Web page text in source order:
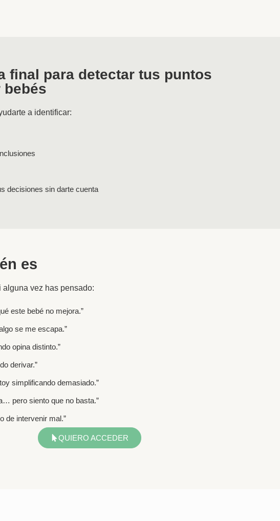
final para detectar tus puntos
a identificar:
decisiones sin darte cuenta
es
alguna vez has pensado:
este bebé no mejora.”
se me escapa.”
opina distinto.”
derivar.”
simplificando demasiado.”
pero siento que no basta.”
de intervenir mal.”
QUIERO ACCEDER